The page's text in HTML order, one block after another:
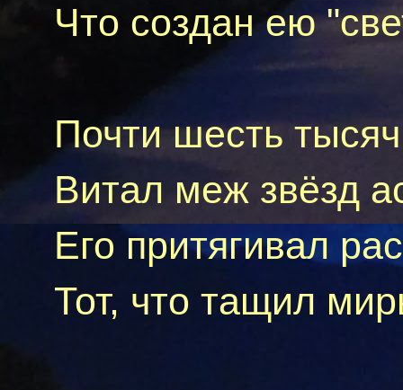
Что создан ею
Почти шесть
Витал меж звёзд
Его притягивал
Тот, что тащил